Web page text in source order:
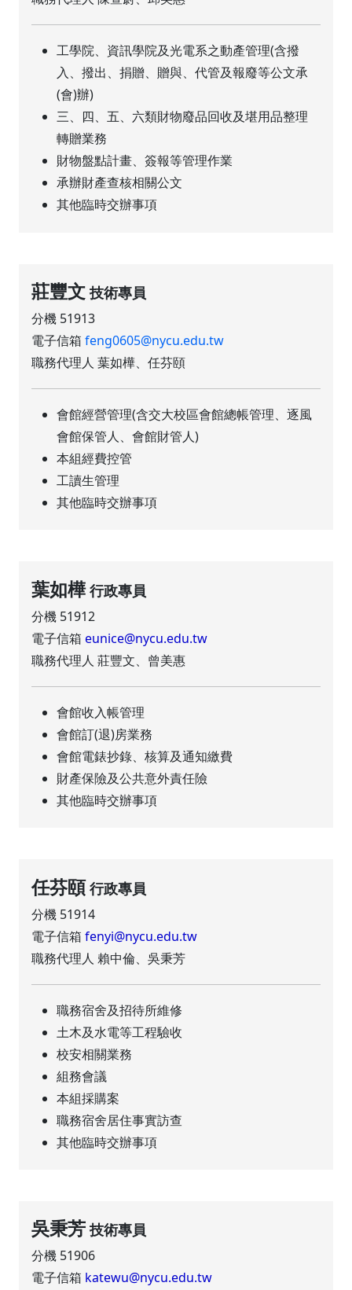
工學院、資訊學院及光電系之動產管理(含撥
入、撥出、捐贈、贈與、代管及報廢等公文承
(會)辦)
三、四、五、六類財物廢品回收及堪用品整理
轉贈業務
財物盤點計畫、簽報等管理作業
承辦財產查核相關公文
其他臨時交辦事項
莊豐文 技術專員
分機 51913
電子信箱feng0605@nycu.edu.tw
職務代理人 葉如樺、任芬頤
會館經營管理(含交大校區會館總帳管理、逐風
會館保管人、會館財管人)
本組經費控管
工讀生管理
其他臨時交辦事項
葉如樺行政專員
分機 51912
電子信箱eunice@nycu.edu.tw
職務代理人 莊豐文、曾美惠
會館收入帳管理
會館訂(退)房業務
會館電錶抄錄、核算及通知繳費
財產保險及公共意外責任險
其他臨時交辦事項
任芬頤行政專員
分機 51914
電子信箱fenyi@nycu.edu.tw
職務代理人 賴中倫、吳秉芳
職務宿舍及招待所維修
土木及水電等工程驗收
校安相關業務
組務會議
本組採購案
職務宿舍居住事實訪查
其他臨時交辦事項
吳秉芳 技術專員
分機 51906
電子信箱 katewu@nycu.edu.tw